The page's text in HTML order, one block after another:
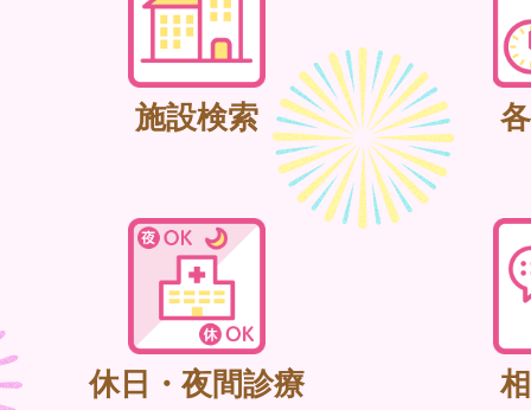
施設検索
休日・夜間診療